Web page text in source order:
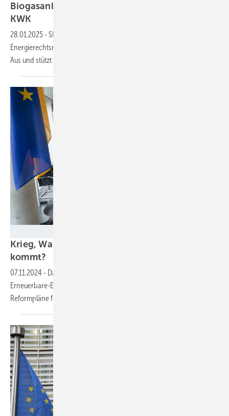
Biogasanlagen, Ladesäulen, Solarstrom und
KWK
28.01.2025 -SPD, Grüne und Union schnüren Bündel dringender
Energierechtsreformen. Es entschärft Fallen, rettet Anlagen vor dem
Aus und stützt
Krieg, Wahlkampf, Wachstumsinitiative – was
kommt?
07.11.2024 - Das Scheitern der Ampelkoalition besorgt auch die
Erneuerbare-Energien-Szene. Verband ermahnt zur Fortführung der
Reformpläne für